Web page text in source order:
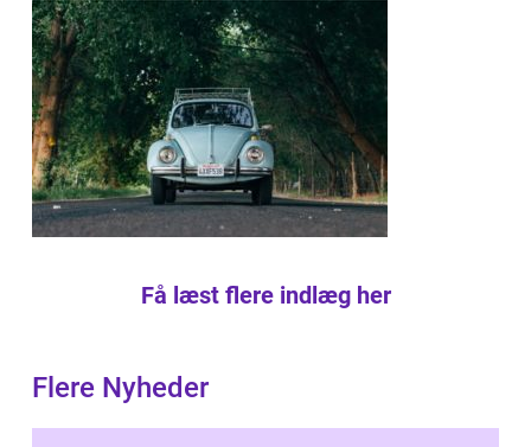
Få læst flere indlæg her
Flere Nyheder